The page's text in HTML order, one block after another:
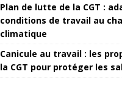
Plan de lutte de la CGT :
conditions de travail au
climatique
Canicule au travail : les
la CGT pour protéger les